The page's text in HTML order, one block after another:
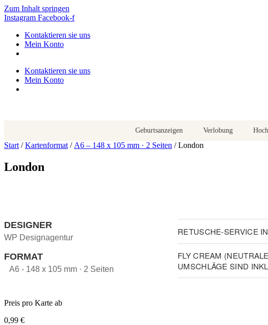
Zum Inhalt springen
Instagram Facebook-f
Kontaktieren sie uns
Mein Konto
Kontaktieren sie uns
Mein Konto
Geburtsanzeigen Verlobung
Start /Kartenformat / A6 – 148 x 105 mm · 2 Seiten / London
London
DESIGNER
WP Designagentur
FORMAT
A6 - 148 x 105 mm · 2 Seiten
RETUSCHE-SERVICE
FLY CREAM
UMSCHLÄGE SIND
Preis pro Karte ab
0,99 €